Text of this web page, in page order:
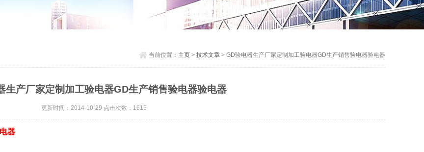
当前位置： 主页> 技术文章> GD验电器生产厂家定制加工验电器GD生产销售验电器验电器
生产厂家定制加工验电器GD生产销售验电器验电器
更新时间：2014-10-29 点击次数：1615
器